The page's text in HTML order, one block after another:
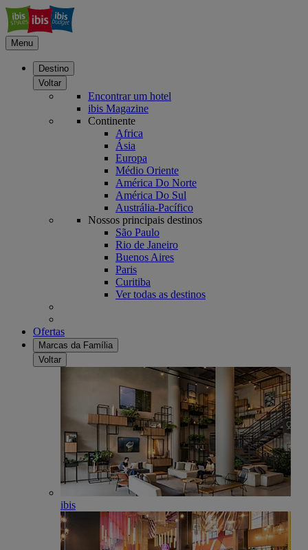
Menu
Destino
Voltar
Encontrar um hotel
ibis Magazine
Continente
Africa
Ásia
Europa
Médio Oriente
América Do Norte
América Do Sul
Austrália-Pacífico
Nossos principais destinos
São Paulo
Rio de Janeiro
Buenos Aires
Paris
Curitiba
Ver todas as destinos
Ofertas
Marcas da Família
Voltar
ibis